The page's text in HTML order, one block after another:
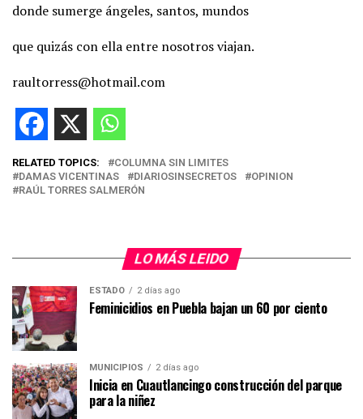
donde sumerge ángeles, santos, mundos
que quizás con ella entre nosotros viajan.
raultorress@hotmail.com
RELATED TOPICS:
COLUMNA SIN LIMITES
DAMAS VICENTINAS
DIARIOSINSECRETOS
OPINION
RAÚL TORRES SALMERÓN
LO MÁS LEIDO
ESTADO 2 días ago
Feminicidios en Puebla bajan un 60 por ciento
MUNICIPIOS 2 días ago
Inicia en Cuautlancingo construcción del parque
para la niñez